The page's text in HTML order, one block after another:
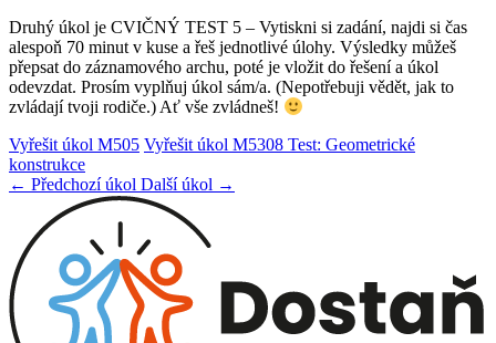
Druhý úkol je CVIČNÝ TEST 5 – Vytiskni si zadání, najdi si čas
alespoň 70 minut v kuse a řeš jednotlivé úlohy. Výsledky můžeš
přepsat do záznamového archu, poté je vložit do řešení a úkol
odevzdat. Prosím vyplňuj úkol sám/a. (Nepotřebuji vědět, jak to
zvládají tvoji rodiče.) Ať vše zvládneš!
Vyřešit úkol M505 Vyřešit úkol M5308 Test: Geometrické
konstrukce
← Předchozí úkol Další úkol →